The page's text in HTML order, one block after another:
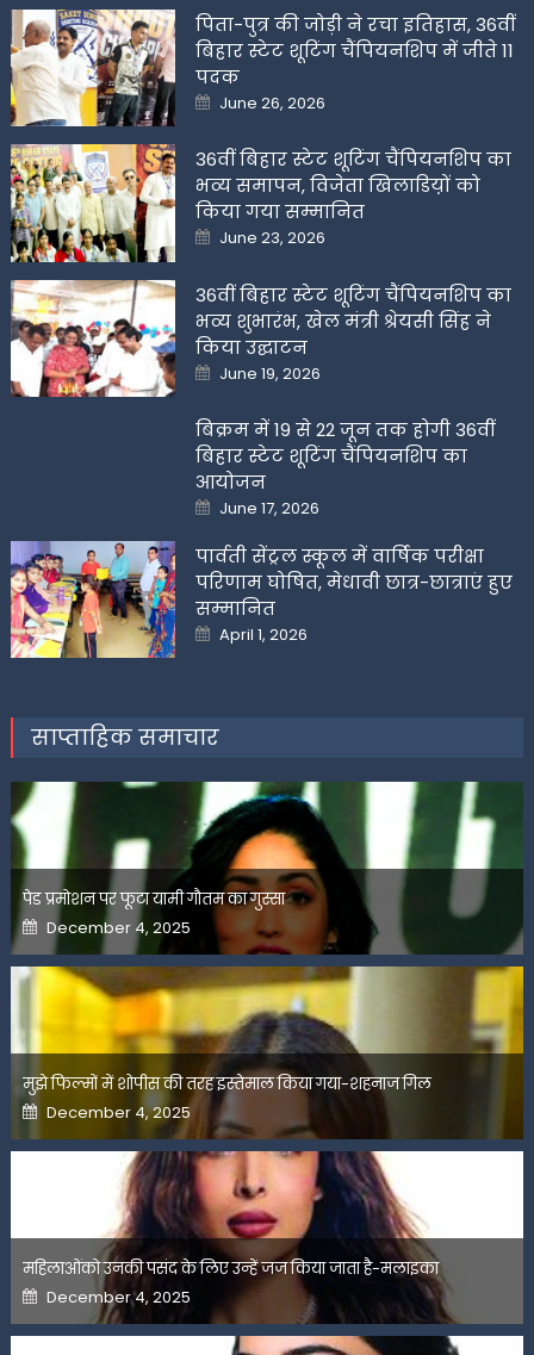
पिता-पुत्र की जोड़ी ने रचा इतिहास, 36वीं
बिहार स्टेट शूटिंग चैंपियनशिप में जीते 11
पदक
Posted
on
June 26, 2026
36वीं बिहार स्टेट शूटिंग चैंपियनशिप का
भव्य समापन, विजेता खिलाडिय़ों को
किया गया सम्मानित
Posted
on
June 23, 2026
36वीं बिहार स्टेट शूटिंग चैंपियनशिप का
भव्य शुभारंभ, खेल मंत्री श्रेयसी सिंह ने
किया उद्घाटन
Posted
on
June 19, 2026
बिक्रम में 19 से 22 जून तक होगी 36वीं
बिहार स्टेट शूटिंग चैंपियनशिप का
आयोजन
Posted
on
June 17, 2026
पार्वती सेंट्रल स्कूल में वार्षिक परीक्षा
परिणाम घोषित, मेधावी छात्र-छात्राएं हुए
सम्मानित
Posted
on
April 1, 2026
साप्ताहिक समाचार
पेड प्रमोशन पर फूटा यामी गौतम का गुस्सा
Posted
on
December 4, 2025
मुझे फिल्मों में शोपीस की तरह इस्तेमाल किया गया-शहनाज गिल
Posted
on
December 4, 2025
महिलाओंको उनकी पसंद के लिए उन्हें जज किया जाता है-मलाइका
Posted
on
December 4, 2025